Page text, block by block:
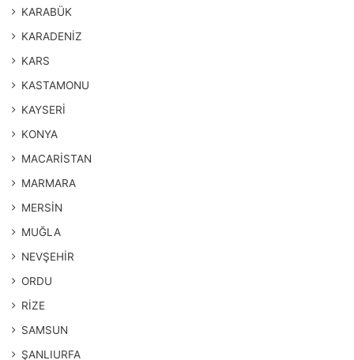
KARABÜK
KARADENİZ
KARS
KASTAMONU
KAYSERİ
KONYA
MACARİSTAN
MARMARA
MERSİN
MUĞLA
NEVŞEHİR
ORDU
RİZE
SAMSUN
ŞANLIURFA